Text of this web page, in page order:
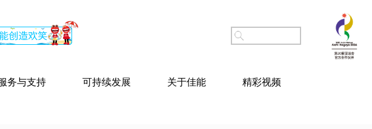
务与支持 可持续发展 关于佳能 精彩视频